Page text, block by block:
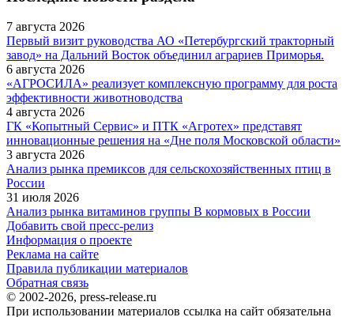
7 августа 2026
Первый визит руководства АО «Петербургский тракторный
завод» на Дальний Восток объединил аграриев Приморья.
6 августа 2026
«АГРОСИЛА» реализует комплексную программу для роста
эффективности животноводства
4 августа 2026
ГК «Копытный Сервис» и ПТК «Агротех» представят
инновационные решения на «Дне поля Московской области»
3 августа 2026
Анализ рынка премиксов для сельскохозяйственных птиц в
России
31 июля 2026
Анализ рынка витаминов группы В кормовых в России
Добавить свой пресс-релиз
Информация о проекте
Реклама на сайте
Правила публикации материалов
Обратная связь
© 2002-2026, press-release.ru
При использовании материалов ссылка на сайт обязательна